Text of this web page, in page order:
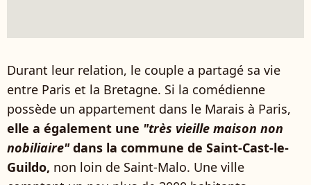
Durant leur relation, le couple a partagé sa vie
entre Paris et la Bretagne. Si la comédienne
possède un appartement dans le Marais à Paris,
elle a également une "très vieille maison non
nobiliaire"dans la commune de Saint-Cast-le-
Guildo, non loin de Saint-Malo. Une ville